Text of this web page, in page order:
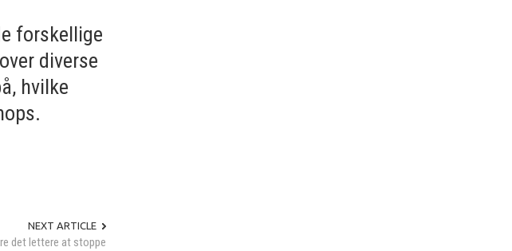
forskellige
diverse
hvilke
NEXT ARTICLE
det lettere at stoppe